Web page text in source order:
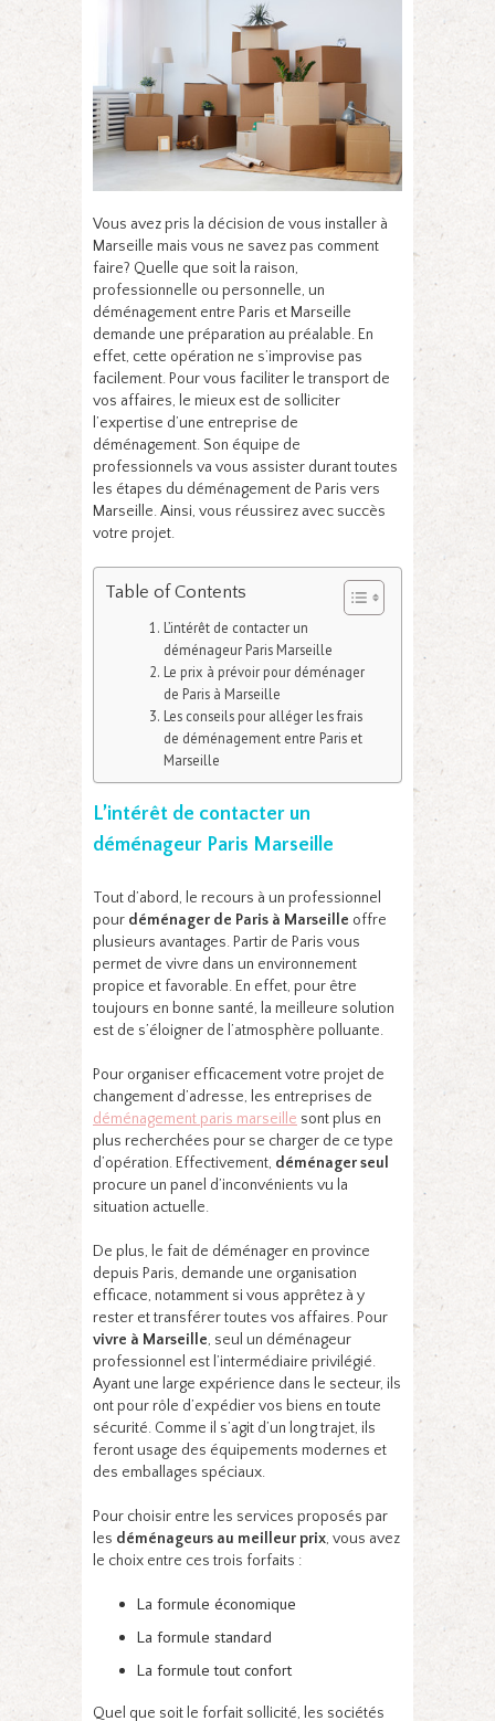
Vous avez pris la décision de vous installer à
Marseille mais vous ne savez pas comment
faire? Quelle que soit la raison,
professionnelle ou personnelle, un
déménagement entre Paris et Marseille
demande une préparation au préalable. En
effet, cette opération ne s’improvise pas
facilement. Pour vous faciliter le transport de
vos affaires, le mieux est de solliciter
l’expertise d’une entreprise de
déménagement. Son équipe de
professionnels va vous assister durant toutes
les étapes du déménagement de Paris vers
Marseille. Ainsi, vous réussirez avec succès
votre projet.
Table of Contents
L’intérêt de contacter un
déménageur Paris Marseille
Le prix à prévoir pour déménager
de Paris à Marseille
Les conseils pour alléger les frais
de déménagement entre Paris et
Marseille
L’intérêt de contacter un
déménageur Paris Marseille
Tout d’abord, le recours à un professionnel
pour déménager de Paris à Marseille offre
plusieurs avantages. Partir de Paris vous
permet de vivre dans un environnement
propice et favorable. En effet, pour être
toujours en bonne santé, la meilleure solution
est de s’éloigner de l’atmosphère polluante.
Pour organiser efficacement votre projet de
changement d’adresse, les entreprises de
déménagement paris marseille sont plus en
plus recherchées pour se charger de ce type
d’opération. Effectivement, déménager seul
procure un panel d’inconvénients vu la
situation actuelle.
De plus, le fait de déménager en province
depuis Paris, demande une organisation
efficace, notamment si vous apprêtez à y
rester et transférer toutes vos affaires. Pour
vivre à Marseille, seul un déménageur
professionnel est l’intermédiaire privilégié.
Ayant une large expérience dans le secteur, ils
ont pour rôle d’expédier vos biens en toute
sécurité. Comme il s’agit d’un long trajet, ils
feront usage des équipements modernes et
des emballages spéciaux.
Pour choisir entre les services proposés par
les déménageurs au meilleur prix, vous avez
le choix entre ces trois forfaits :
La formule économique
La formule standard
La formule tout confort
Quel que soit le forfait sollicité, les sociétés